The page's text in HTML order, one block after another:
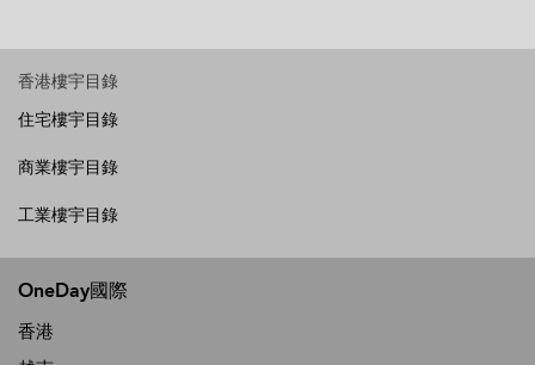
香港樓宇目錄
住宅樓宇目錄
商業樓宇目錄
工業樓宇目錄
OneDay國際
香港